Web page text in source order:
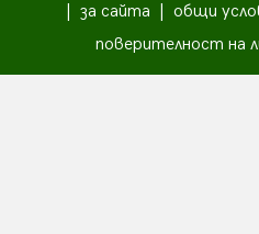
за сайта
общи
поверителност на